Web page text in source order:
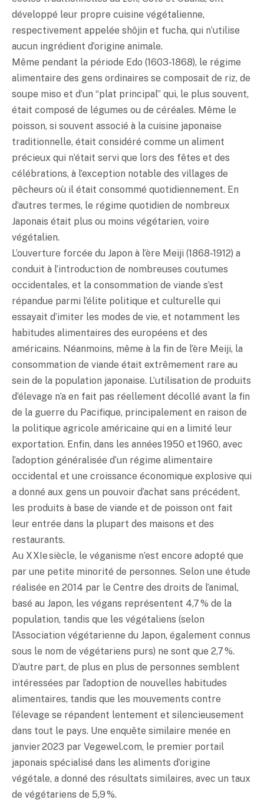
développé leur propre cuisine végétalienne,
respectivement appelée shôjin et fucha, qui n’utilise
aucun ingrédient d’origine animale.
Même pendant la période Edo (1603-1868), le régime
alimentaire des gens ordinaires se composait de riz, de
soupe miso et d’un “plat principal” qui, le plus souvent,
était composé de légumes ou de céréales. Même le
poisson, si souvent associé à la cuisine japonaise
traditionnelle, était considéré comme un aliment
précieux qui n’était servi que lors des fêtes et des
célébrations, à l’exception notable des villages de
pêcheurs où il était consommé quotidiennement. En
d’autres termes, le régime quotidien de nombreux
Japonais était plus ou moins végétarien, voire
végétalien.
L’ouverture forcée du Japon à l’ère Meiji (1868-1912) a
conduit à l’introduction de nombreuses coutumes
occidentales, et la consommation de viande s’est
répandue parmi l’élite politique et culturelle qui
essayait d’imiter les modes de vie, et notamment les
habitudes alimentaires des européens et des
américains. Néanmoins, même à la fin de l’ère Meiji, la
consommation de viande était extrêmement rare au
sein de la population japonaise. L’utilisation de produits
d’élevage n’a en fait pas réellement décollé avant la fin
de la guerre du Pacifique, principalement en raison de
la politique agricole américaine qui en a limité leur
exportation. Enfin, dans les années 1950 et 1960, avec
l’adoption généralisée d’un régime alimentaire
occidental et une croissance économique explosive qui
a donné aux gens un pouvoir d’achat sans précédent,
les produits à base de viande et de poisson ont fait
leur entrée dans la plupart des maisons et des
restaurants.
Au XXIe siècle, le véganisme n’est encore adopté que
par une petite minorité de personnes. Selon une étude
réalisée en 2014 par le Centre des droits de l’animal,
basé au Japon, les végans représentent 4,7 % de la
population, tandis que les végétaliens (selon
l’Association végétarienne du Japon, également connus
sous le nom de végétariens purs) ne sont que 2,7 %.
D’autre part, de plus en plus de personnes semblent
intéressées par l’adoption de nouvelles habitudes
alimentaires, tandis que les mouvements contre
l’élevage se répandent lentement et silencieusement
dans tout le pays. Une enquête similaire menée en
janvier 2023 par Vegewel.com, le premier portail
japonais spécialisé dans les aliments d’origine
végétale, a donné des résultats similaires, avec un taux
de végétariens de 5,9 %.